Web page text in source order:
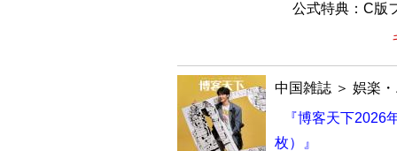
公式特典：C版
中国雑誌 ＞ 娯楽
『博客天下2026
枚）』